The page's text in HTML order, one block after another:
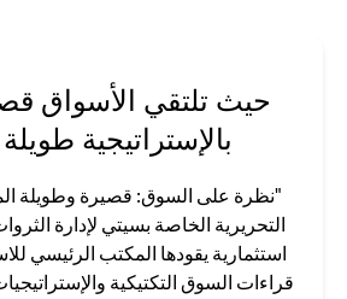
حيث تلتقي الأسواق
بالإستراتيجية
"نظرة على السوق: قصيرة وطويلة
التحريرية الخاصة بسيتي لإدارة
استثمارية يقودها المكتب الرئيسي
قراءات السوق التكتيكية